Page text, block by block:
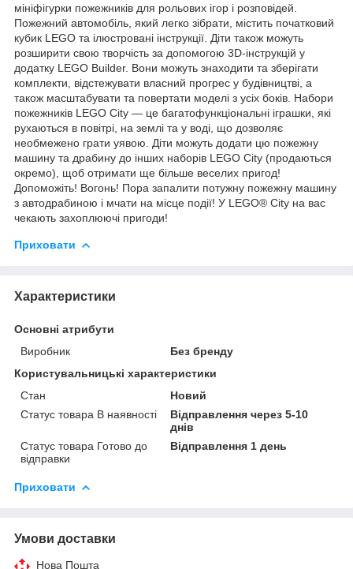
мініфігурки пожежників для рольових ігор і розповідей.
Пожежний автомобіль, який легко зібрати, містить початковий
кубик LEGO та ілюстровані інструкції. Діти також можуть
розширити свою творчість за допомогою 3D-інструкцій у
додатку LEGO Builder. Вони можуть знаходити та зберігати
комплекти, відстежувати власний прогрес у будівництві, а
також масштабувати та повертати моделі з усіх боків. Набори
пожежників LEGO City — це багатофункціональні іграшки, які
рухаються в повітрі, на землі та у воді, що дозволяє
необмежено грати уявою. Діти можуть додати цю пожежну
машину та драбину до інших наборів LEGO City (продаються
окремо), щоб отримати ще більше веселих пригод!
Допоможіть! Вогонь! Пора запалити потужну пожежну машину
з автодрабиною і мчати на місце події! У LEGO® City на вас
чекають захоплюючі пригоди!
Приховати
Характеристики
Основні атрибути
Виробник
Без бренду
Користувальницькі характеристики
Стан
Новий
Статус товара В наявності
Відправлення через 5-10
днів
Статус товара Готово до
відправки
Відправлення 1 день
Приховати
Умови доставки
Нова Пошта